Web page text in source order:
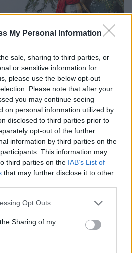
My Personal Information
sale, sharing to third parties, or
or sensitive information for
please use the below opt-out
Please note that after your
you may continue seeing
on personal information utilized by
disclosed to third parties prior to
opt-out of the further
information by third parties on the
This information may
third parties on the IAB’s List of
that may further disclose it to other
app uses one or more Google
usage behaviour. You may click to
and its third-party tags to
purposes in below Google
Opt Outs
Sharing of my
avagy karácsonyi
körül
10.
legszebb időszaka, a
ünnepi várakozás,
mindenkinek mást és mást
nem múlhat el az ünnep
De ahány ország,
térnek el a karácsonyi